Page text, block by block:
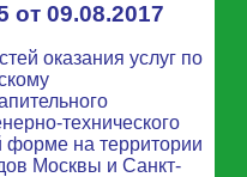
09.08.2017
оказания услуг по
технического
форме на территории
Москвы и Санкт-